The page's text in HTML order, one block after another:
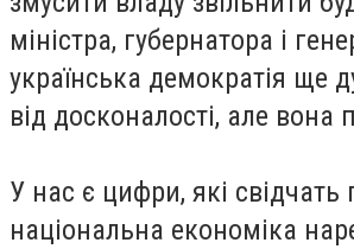
міністра, губернатора і
українська демократія ще
від досконалості, але вона
У нас є цифри, які свідчать
національна економіка